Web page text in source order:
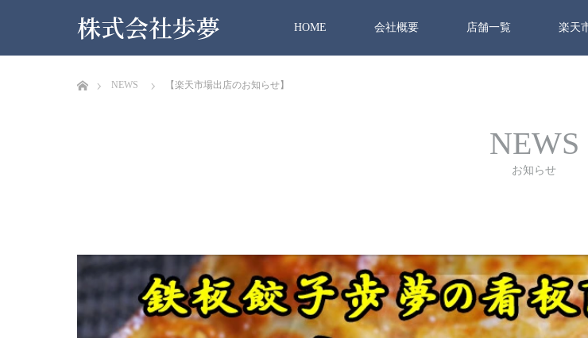
株式会社歩夢 HOME 会社概要 店舗一覧 楽天
NEWS 【楽天市場出店のお知らせ】
NEWS
お知らせ